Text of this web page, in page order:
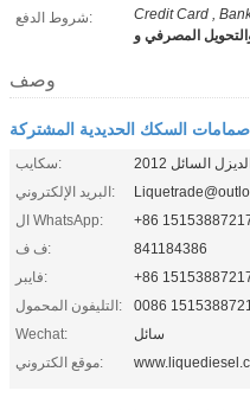
شروط الدفع:
Credit Card ,
المصرفي و
وصف
صمامات السكك الحديدية المشتركة
سكايب:
السائل 2012
البريد الإلكتروني:
ال WhatsApp:
+86
ف ف:
841184386
فايبر:
+86
التليفون المحمول:
0086
Wechat:
سائل
موقع الكتروني: